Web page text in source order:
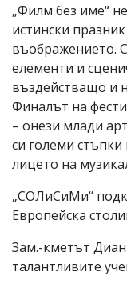
„Филм без име“
истински
въображението.
елементи и
въздействащо и
Финалът на
– онези млади
си големи
лицето на
„СОЛиСиМи“
Европейска
Зам.-кметът
талантливите